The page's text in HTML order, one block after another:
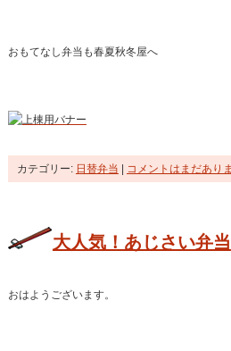
おもてなし弁当も春夏秋冬屋へ
カテゴリー: 日替弁当 コメントはまだあり
大人気！あじさい弁当
おはようございます。